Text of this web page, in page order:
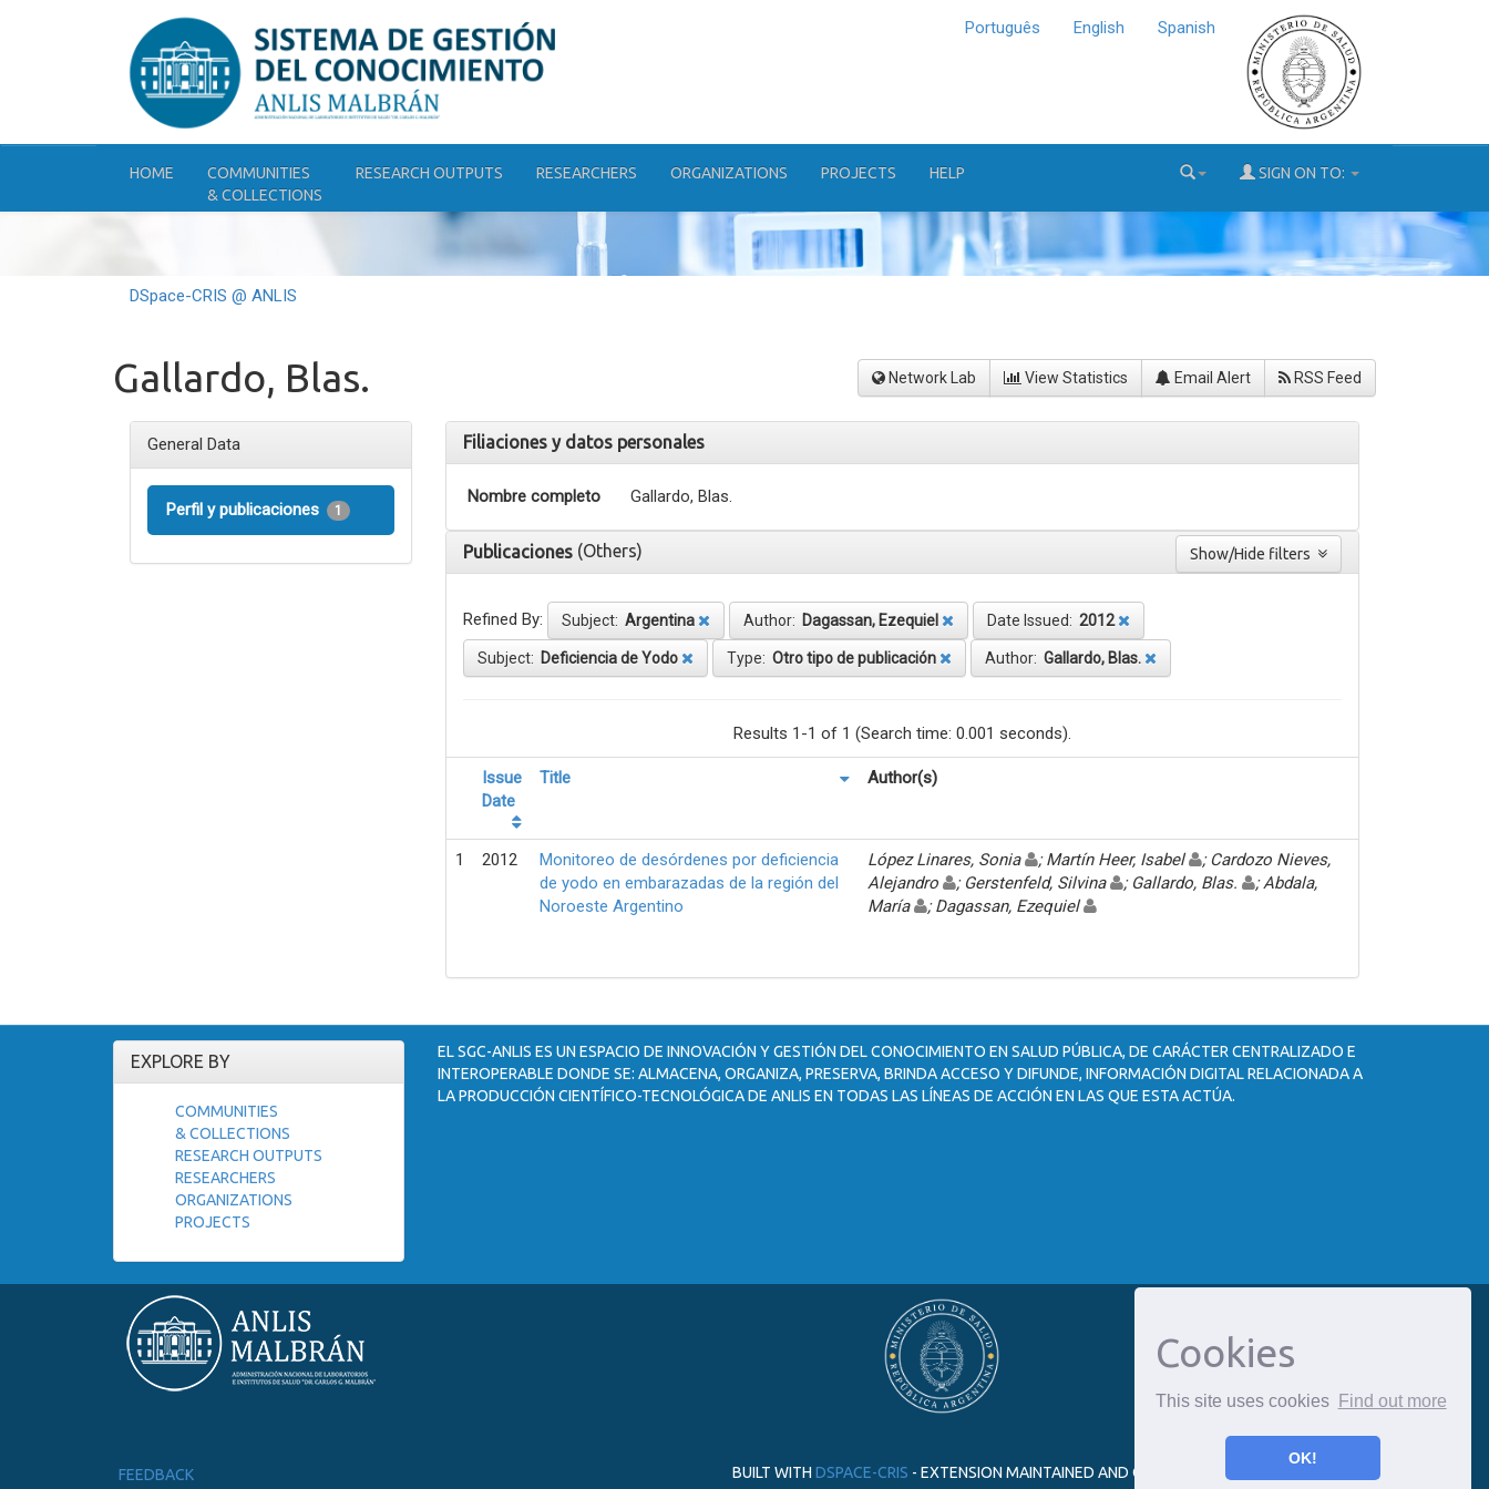
Cookies
This site uses cookies Find out more
OK!
Português English Spanish
HOME
COMMUNITIES
& COLLECTIONS
RESEARCH OUTPUTS RESEARCHERS ORGANIZATIONS PROJECTS HELP SIGN ON TO:
DSpace-CRIS @ ANLIS
Gallardo, Blas. Network Lab View Statistics Email Alert RSS Feed
General Data
Perfil y publicaciones 1
Filiaciones y datos personales
Nombre completo Gallardo, Blas.
Publicaciones (Others)
Refined By: Subject: Argentina Author: Dagassan, Ezequiel Date Issued: 2012
Subject: Deficiencia de Yodo Type: Otro tipo de publicación Author: Gallardo, Blas.
Results 1-1 of 1 (Search time: 0.001 seconds).
Issue
Date
Title Author(s)
1 2012
Monitoreo de desórdenes por deficiencia
de yodo en embarazadas de la región del
Noroeste Argentino
López Linares, Sonia ; Martín Heer, Isabel
; Cardozo Nieves,
Alejandro
; Gerstenfeld, Silvina ; Gallardo, Blas.
; Abdala,
María
; Dagassan, Ezequiel
EXPLORE BY
COMMUNITIES
& COLLECTIONS
RESEARCH OUTPUTS
RESEARCHERS
ORGANIZATIONS
PROJECTS
EL SGC-ANLIS ES UN ESPACIO DE INNOVACIÓN Y GESTIÓN DEL CONOCIMIENTO EN SALUD PÚBLICA, DE CARÁCTER CENTRALIZADO E
INTEROPERABLE DONDE SE: ALMACENA, ORGANIZA, PRESERVA, BRINDA ACCESO Y DIFUNDE, INFORMACIÓN DIGITAL RELACIONADA A
LA PRODUCCIÓN CIENTÍFICO-TECNOLÓGICA DE ANLIS EN TODAS LAS LÍNEAS DE ACCIÓN EN LAS QUE ESTA ACTÚA.
FEEDBACK BUILT WITH DSPACE-CRIS - EXTENSION MAINTAINED AND OPTIMIZED BY